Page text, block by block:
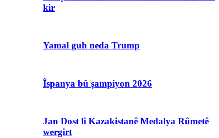
kir
Yamal guh neda Trump
Îspanya bû şampiyon 2026
Jan Dost li Kazakistanê Medalya Rûmetê
wergirt